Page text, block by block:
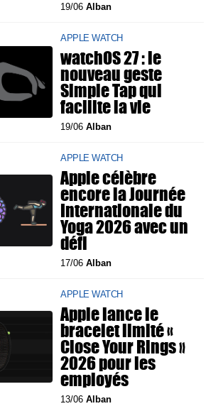
19/06Alban
APPLE WATCH
watchOS 27 : le
nouveau geste
Simple Tap qui
facilite la vie
19/06Alban
APPLE WATCH
Apple célèbre
encore la Journée
Internationale du
Yoga 2026 avec un
défi
17/06Alban
APPLE WATCH
Apple lance le
bracelet limité «
Close Your Rings »
2026 pour les
employés
13/06Alban